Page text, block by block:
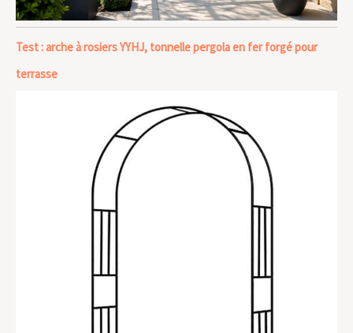
Test : arche à rosiers YYHJ, tonnelle pergola en fer forgé pour
terrasse